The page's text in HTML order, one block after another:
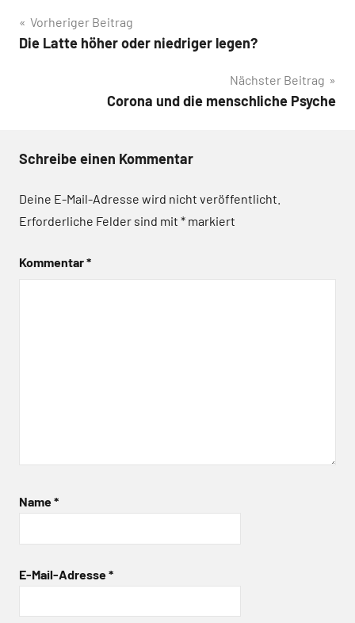
Beitragsnavigation
Vorheriger Beitrag
Die Latte höher oder niedriger legen?
Nächster Beitrag
Corona und die menschliche Psyche
Schreibe einen Kommentar
Deine E-Mail-Adresse wird nicht veröffentlicht.
Erforderliche Felder sind mit * markiert
Kommentar*
Name*
E-Mail-Adresse*